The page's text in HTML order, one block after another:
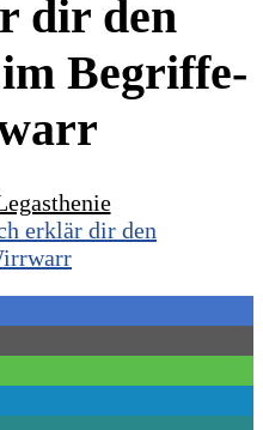
dir den
Begriffe-